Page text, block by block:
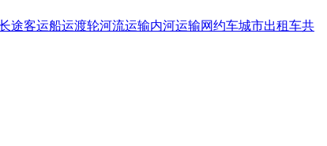
途客运船运渡轮河流运输内河运输网约车城市出租车共